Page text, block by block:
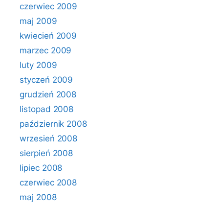
czerwiec 2009
maj 2009
kwiecień 2009
marzec 2009
luty 2009
styczeń 2009
grudzień 2008
listopad 2008
październik 2008
wrzesień 2008
sierpień 2008
lipiec 2008
czerwiec 2008
maj 2008